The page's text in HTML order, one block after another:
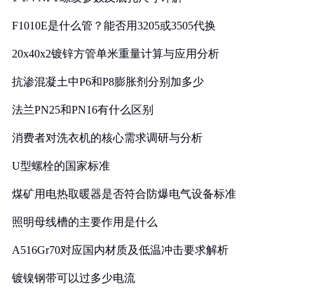
F1010E是什么管？能否用3205或3505代换
20x40x2镀锌方管单米重量计算与应用分析
抗渗混凝土中P6和P8膨胀剂分别加多少
法兰PN25和PN16有什么区别
消费者对洗衣机的核心需求调研与分析
U型螺栓的国家标准
煤矿用电热取暖器是否符合防爆电气设备标准
照明母线槽的主要作用是什么
A516Gr70对应国内材质及低温冲击要求解析
镀镍钢带可以过多少电流